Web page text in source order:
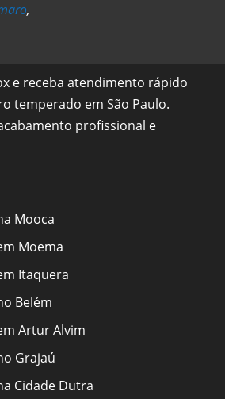
,
e receba atendimento rápido
temperado em São Paulo.
profissional e
Mooca
Moema
Itaquera
Belém
Artur Alvim
Grajaú
Cidade Dutra